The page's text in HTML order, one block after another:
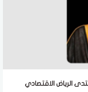
الرياض الاقتصادي